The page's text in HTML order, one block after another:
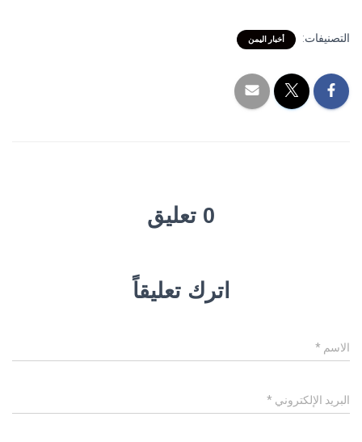
التصنيفات: أخبار اليمن
0 تعليق
اترك تعليقاً
الاسم *
البريد الإلكتروني *